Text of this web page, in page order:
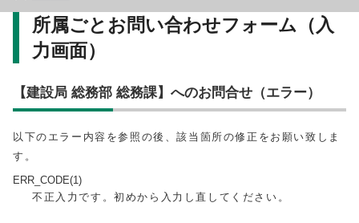
所属ごとお問い合わせフォーム（入
力画面）
【建設局 総務部 総務課】へのお問合せ（エラー）
以下のエラー内容を参照の後、該当箇所の修正をお願い致しま
す。
ERR_CODE(1)
不正入力です。初めから入力し直してください。